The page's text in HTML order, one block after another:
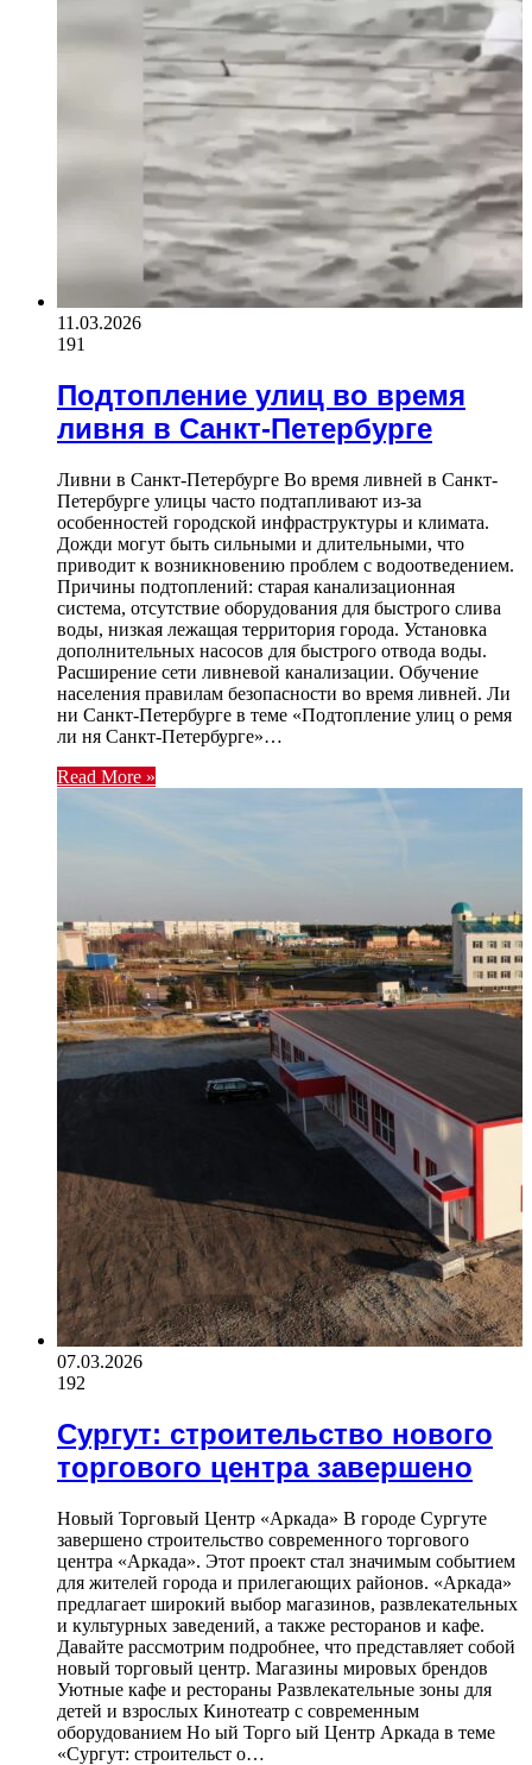
11.03.2026
191
Подтопление улиц во время
ливня в Санкт-Петербурге
Ливни в Санкт-Петербурге Во время ливней в Санкт-
Петербурге улицы часто подтапливают из-за
особенностей городской инфраструктуры и климата.
Дожди могут быть сильными и длительными, что
приводит к возникновению проблем с водоотведением.
Причины подтоплений: старая канализационная
система, отсутствие оборудования для быстрого слива
воды, низкая лежащая территория города. Установка
дополнительных насосов для быстрого отвода воды.
Расширение сети ливневой канализации. Обучение
населения правилам безопасности во время ливней. Ли
ни Санкт-Петербурге в теме «Подтопление улиц о ремя
ли ня Санкт-Петербурге»…
Read More »
07.03.2026
192
Сургут: строительство нового
торгового центра завершено
Новый Торговый Центр «Аркада» В городе Сургуте
завершено строительство современного торгового
центра «Аркада». Этот проект стал значимым событием
для жителей города и прилегающих районов. «Аркада»
предлагает широкий выбор магазинов, развлекательных
и культурных заведений, а также ресторанов и кафе.
Давайте рассмотрим подробнее, что представляет собой
новый торговый центр. Магазины мировых брендов
Уютные кафе и рестораны Развлекательные зоны для
детей и взрослых Кинотеатр с современным
оборудованием Но ый Торго ый Центр Аркада в теме
«Сургут: строительст о…